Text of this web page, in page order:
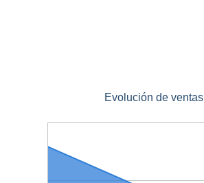
Evolución de ventas